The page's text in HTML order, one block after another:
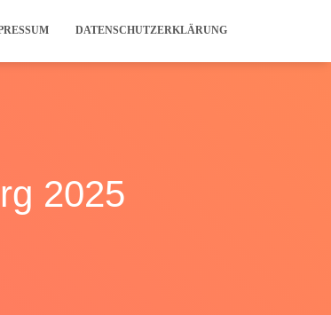
DATENSCHUTZERKLÄRUNG
2025